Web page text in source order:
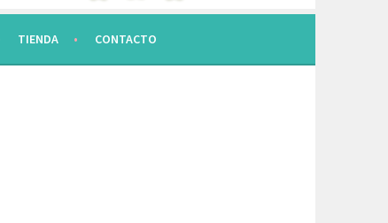
TIENDA CONTACTO